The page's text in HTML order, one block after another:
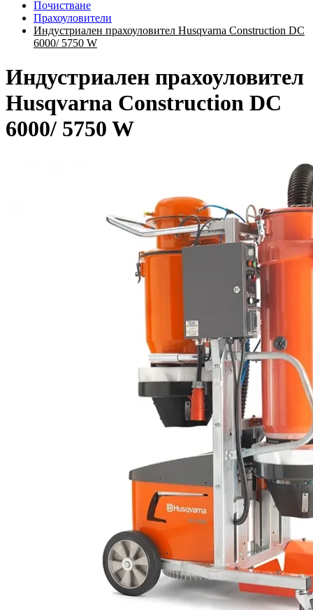
Почистване
Прахоуловители
Индустриален прахоуловител Husqvarna Construction DC
6000/ 5750 W
Индустриален прахоуловител
Husqvarna Construction DC
6000/ 5750 W